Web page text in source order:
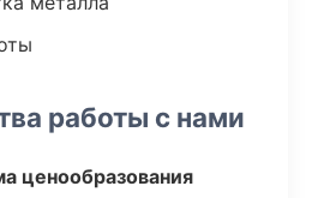
работы с нами
ценообразования